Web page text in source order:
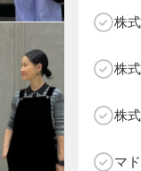
株
株
株
マ